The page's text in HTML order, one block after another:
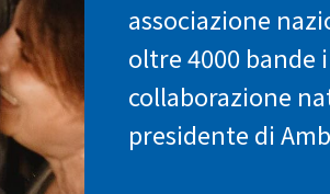
associazione
oltre 4000 bande
collaborazione
presidente di